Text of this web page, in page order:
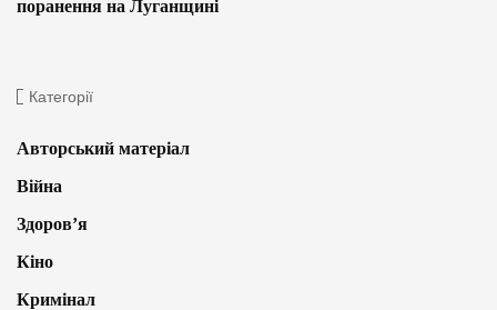
поранення на Луганщині
Категорії
Авторський матеріал
Війна
Здоров’я
Кіно
Кримінал